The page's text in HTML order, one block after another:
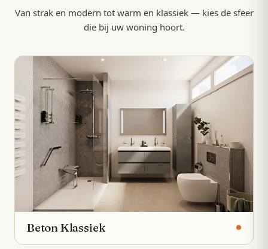
Van strak en modern tot warm en klassiek — kies de sfeer
die bij uw woning hoort.
Beton Klassiek